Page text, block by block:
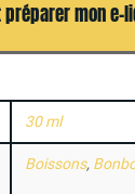
préparer mon e-
30 ml
Boissons,